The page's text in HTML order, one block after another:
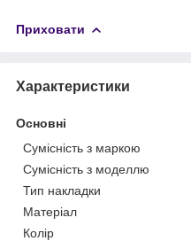
Приховати
Характеристики
Основні
Сумісність з маркою
Сумісність з моделлю
Тип накладки
Матеріал
Колір